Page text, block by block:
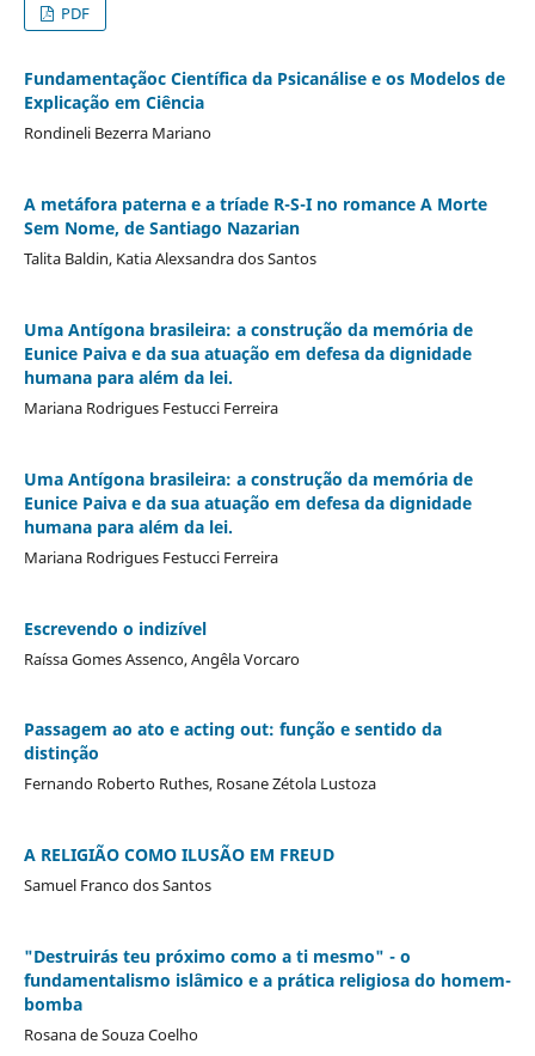
PDF
Fundamentaçãoc Científica da Psicanálise e os Modelos de
Explicação em Ciência
Rondineli Bezerra Mariano
A metáfora paterna e a tríade R-S-I no romance A Morte
Sem Nome, de Santiago Nazarian
Talita Baldin, Katia Alexsandra dos Santos
Uma Antígona brasileira: a construção da memória de
Eunice Paiva e da sua atuação em defesa da dignidade
humana para além da lei.
Mariana Rodrigues Festucci Ferreira
Uma Antígona brasileira: a construção da memória de
Eunice Paiva e da sua atuação em defesa da dignidade
humana para além da lei.
Mariana Rodrigues Festucci Ferreira
Escrevendo o indizível
Raíssa Gomes Assenco, Angêla Vorcaro
Passagem ao ato e acting out: função e sentido da
distinção
Fernando Roberto Ruthes, Rosane Zétola Lustoza
A RELIGIÃO COMO ILUSÃO EM FREUD
Samuel Franco dos Santos
"Destruirás teu próximo como a ti mesmo" - o
fundamentalismo islâmico e a prática religiosa do homem-
bomba
Rosana de Souza Coelho